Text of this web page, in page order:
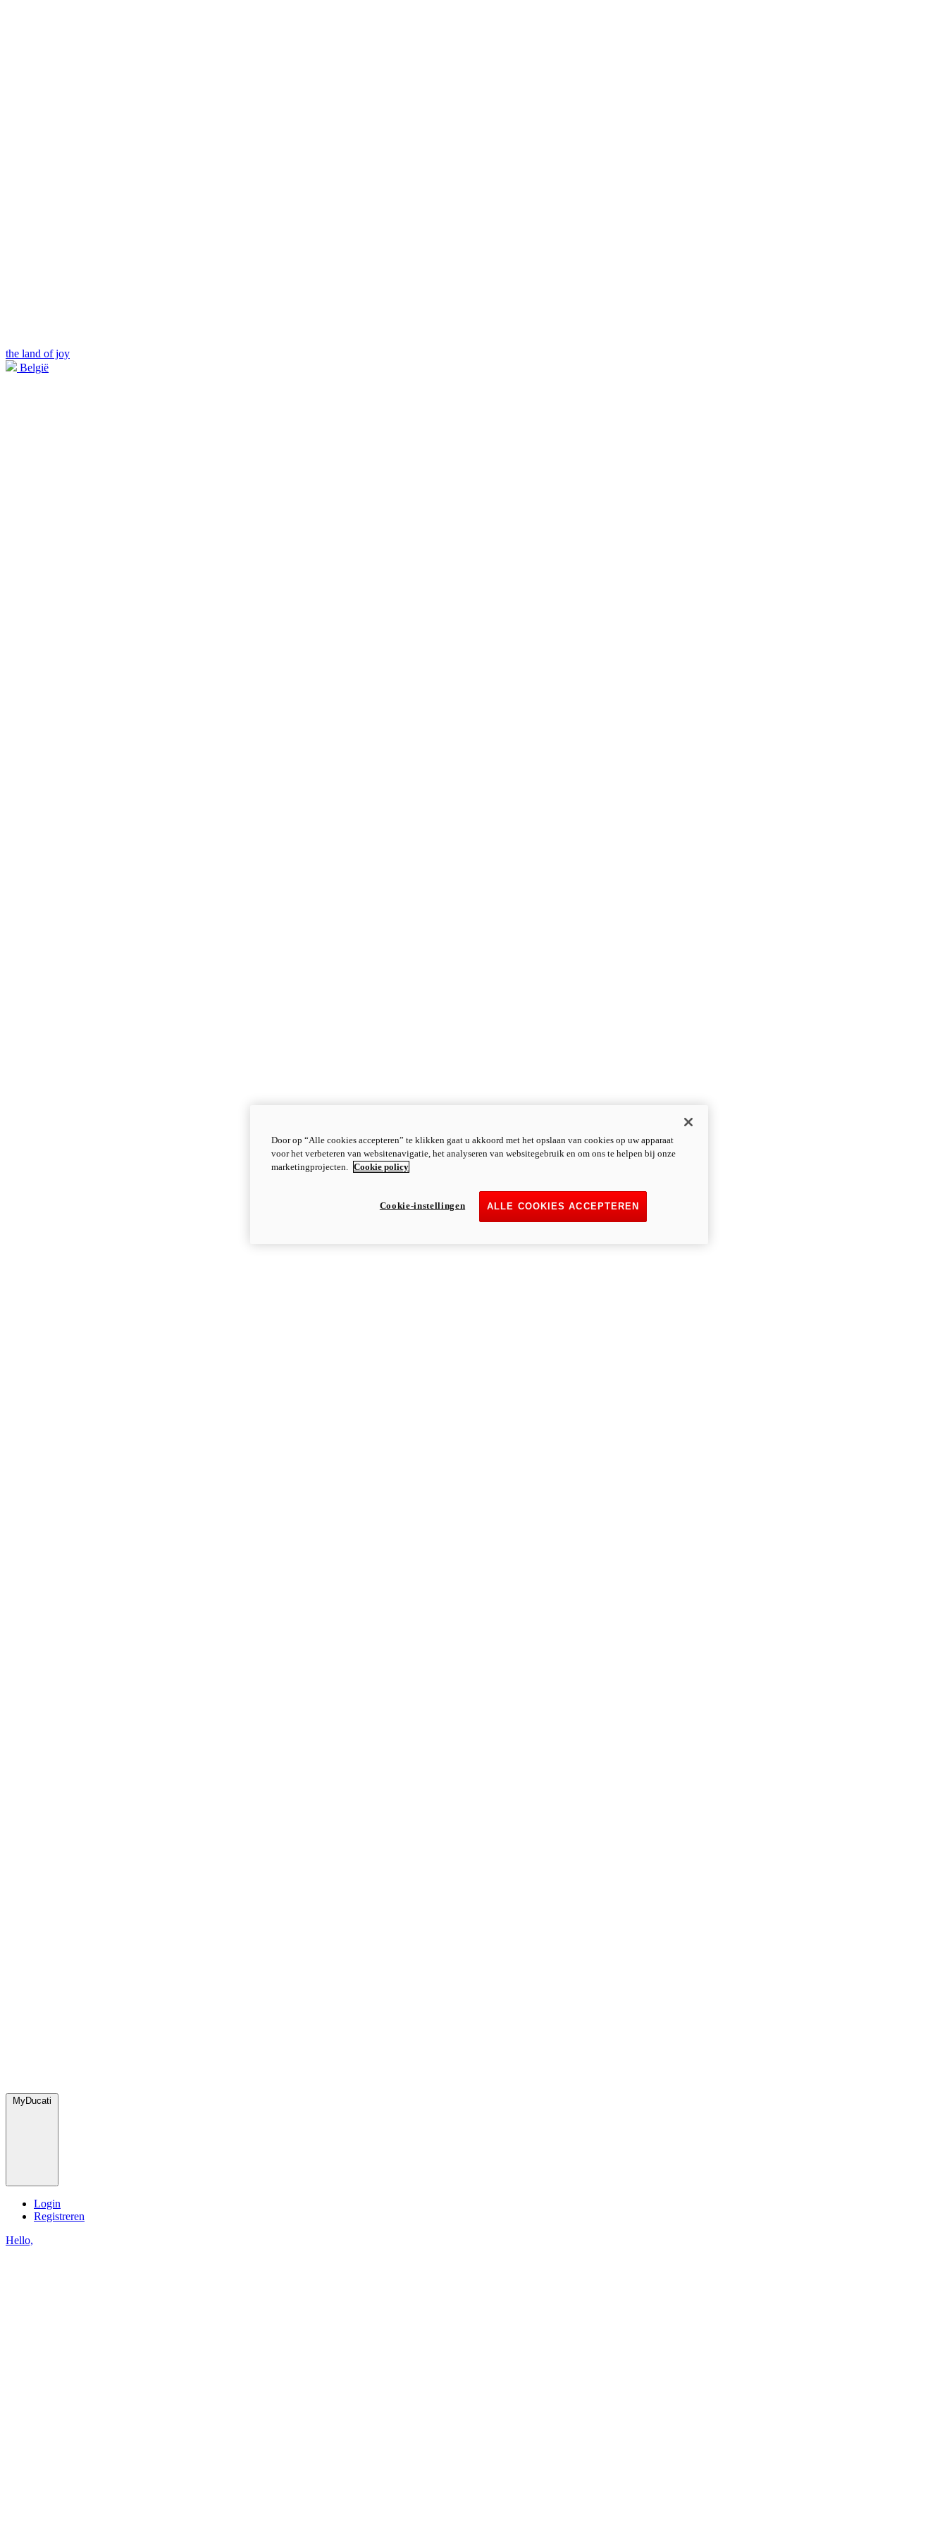
the land of joy
België
MyDucati
Login
Registreren
Hello,
Door op “Alle cookies accepteren” te klikken gaat u akkoord met het opslaan van cookies op uw apparaat
voor het verbeteren van websitenavigatie, het analyseren van websitegebruik en om ons te helpen bij onze
marketingprojecten. Cookie policy
ALLE COOKIES ACCEPTEREN
Cookie-instellingen